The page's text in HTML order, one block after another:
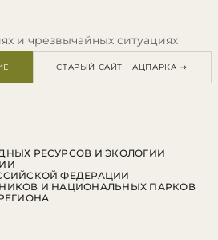
и чрезвычайных ситуациях
СТАРЫЙ САЙТ НАЦПАРКА →
РЕСУРСОВ И ЭКОЛОГИИ
ФЕДЕРАЦИИ
И НАЦИОНАЛЬНЫХ ПАРКОВ